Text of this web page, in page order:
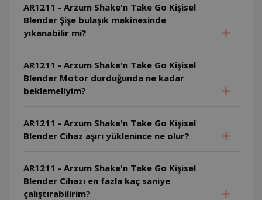
AR1211 - Arzum Shake'n Take Go Kişisel
Blender Şişe bulaşık makinesinde
yıkanabilir mi?
AR1211 - Arzum Shake'n Take Go Kişisel
Blender Motor durduğunda ne kadar
beklemeliyim?
AR1211 - Arzum Shake'n Take Go Kişisel
Blender Cihaz aşırı yüklenince ne olur?
AR1211 - Arzum Shake'n Take Go Kişisel
Blender Cihazı en fazla kaç saniye
çalıştırabilirim?